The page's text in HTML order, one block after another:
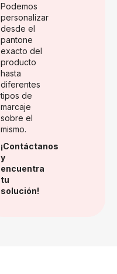
Podemos
personalizar
desde el
pantone
exacto del
producto
hasta
diferentes
tipos de
marcaje
sobre el
mismo.
¡Contáctanos
y
encuentra
tu
solución!